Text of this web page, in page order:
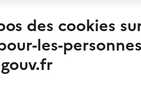
de l'annuaire
à domicile
ADMR
des cookies
les-